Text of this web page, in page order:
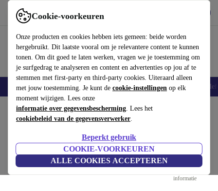
Cookie-voorkeuren
Onze producten en cookies hebben iets gemeen: beide worden
hergebruikt. Dit laatste vooral om je relevantere content te kunnen
tonen. Om dit goed te laten werken, vragen we je toestemming om
je surfgedrag te analyseren en content en advertenties op jou af te
stemmen met first-party en third-party cookies. Uiteraard alleen
met jouw toestemming. Je kunt de cookie-instellingen op elk
moment wijzigen. Lees onze
informatie over gegevensbescherming. Lees het
cookiebeleid van de gegevensverwerker.
Beperkt gebruik
COOKIE-VOORKEUREN
ALLE COOKIES ACCEPTEREN
Gebruik refurbed snel en eenvoudig
Smartphones Laptops Tablets Smartwatches Accessoires
Verkoop je Samsung Galaxy S5 Plus :
Functionaliteit
informatie